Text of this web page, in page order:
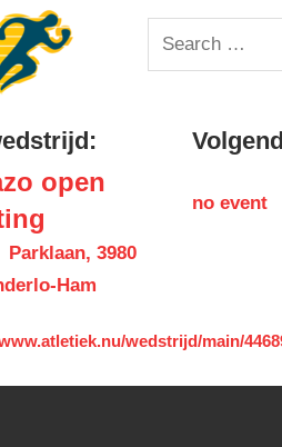
Looise
Search
for:
open
Parklaan, 3980
Ham
wedstrijd/main/
no event